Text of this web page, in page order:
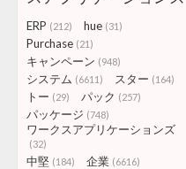
ERP (212) hue (31)
Purchase (21)
キャンペーン (948)
システム (6611) スター (164)
トー (29) パック (257)
パッケージ (748)
ワークスアプリケーションズ
(32)
中堅 (184) 企業 (6616)